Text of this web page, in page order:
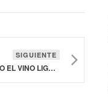
SIGUIENTE
BUTTERLIGHT ES NOMBRADO EL VINO LIGERO CON MEJOR DEGUSTACIÓN DE ESTADOS UNIDOS